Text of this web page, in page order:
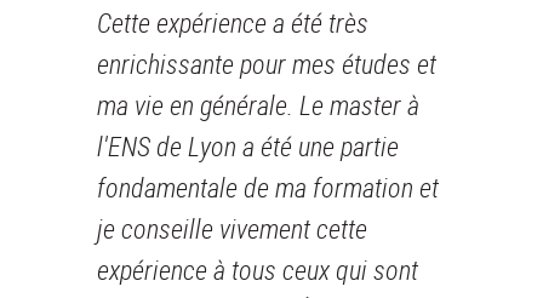
Cette expérience a été très
enrichissante pour mes études et
ma vie en générale. Le master à
l'ENS de Lyon a été une partie
fondamentale de ma formation et
je conseille vivement cette
expérience à tous ceux qui sont